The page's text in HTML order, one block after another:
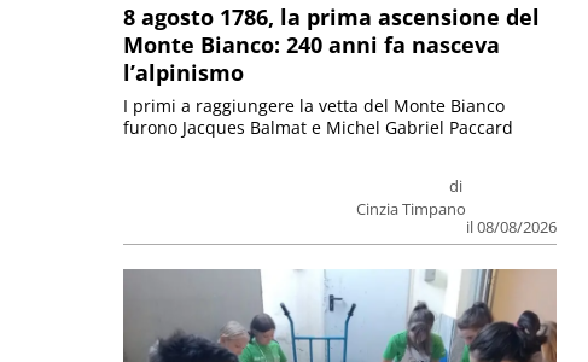
8 agosto 1786, la prima ascensione del
Monte Bianco: 240 anni fa nasceva
l’alpinismo
di
Cinzia Timpano
il 08/08/2026
I primi a raggiungere la vetta del Monte Bianco
furono Jacques Balmat e Michel Gabriel Paccard